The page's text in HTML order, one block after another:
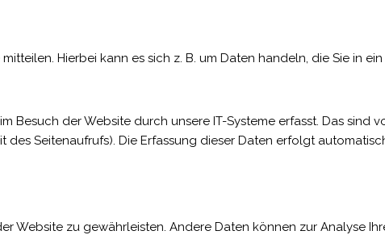
Hierbei kann es sich z. B. um Daten handeln, die Sie in ein
der Website durch unsere IT-Systeme erfasst. Das sind
des Seitenaufrufs). Die Erfassung dieser Daten erfolgt
Website zu gewährleisten. Andere Daten können zur Analyse